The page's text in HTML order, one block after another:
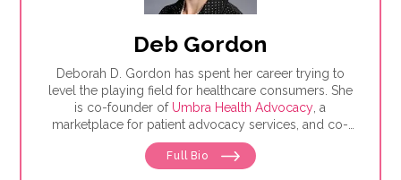
Deb Gordon
Deborah D. Gordon has spent her career trying to
level the playing field for healthcare consumers. She
is co-founder of Umbra Health Advocacy , a
marketplace for patient advocacy services, and co-
director of theAlliance of Professional Health
, the premiere membership organization for
Full Bio